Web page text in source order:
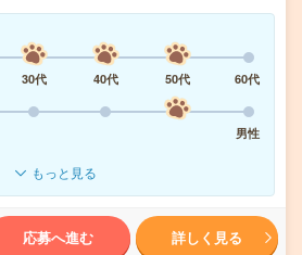
30代 40代 50代
60代
男性
もっと見る
応募へ進む 詳しく見る